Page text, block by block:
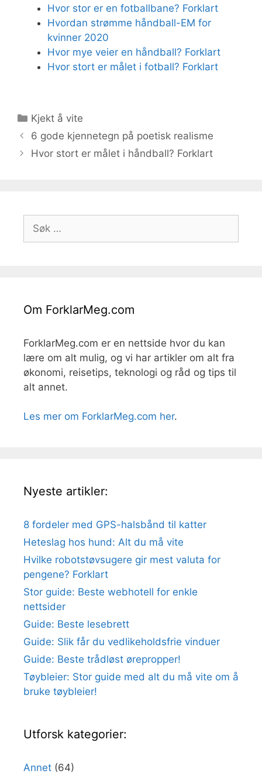
Hvor stor er en fotballbane? Forklart
Hvordan strømme håndball-EM for
kvinner 2020
Hvor mye veier en håndball? Forklart
Hvor stort er målet i fotball? Forklart
Kategorier
Kjekt å vite
6 gode kjennetegn på poetisk realisme
Hvor stort er målet i håndball? Forklart
etter:
Om ForklarMeg.com
ForklarMeg.com er en nettside hvor du kan
lære om alt mulig, og vi har artikler om alt fra
økonomi, reisetips, teknologi og råd og tips til
alt annet.
Les mer om ForklarMeg.com her.
Nyeste artikler:
8 fordeler med GPS-halsbånd til katter
Heteslag hos hund: Alt du må vite
Hvilke robotstøvsugere gir mest valuta for
pengene? Forklart
Stor guide: Beste webhotell for enkle
nettsider
Guide: Beste lesebrett
Guide: Slik får du vedlikeholdsfrie vinduer
Guide: Beste trådløst ørepropper!
Tøybleier: Stor guide med alt du må vite om å
bruke tøybleier!
Utforsk kategorier:
Annet (64)